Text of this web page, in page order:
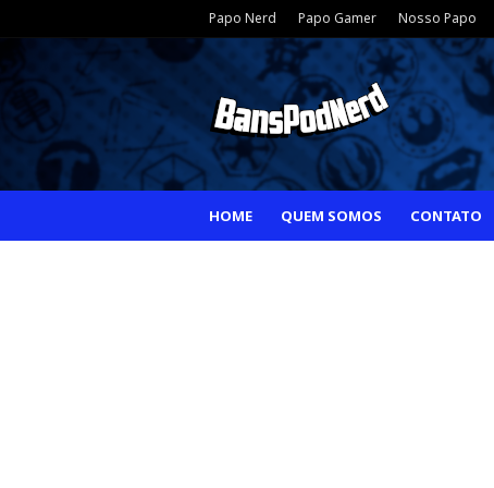
Papo Nerd Papo Gamer Nosso Papo
HOME QUEM SOMOS CONTATO